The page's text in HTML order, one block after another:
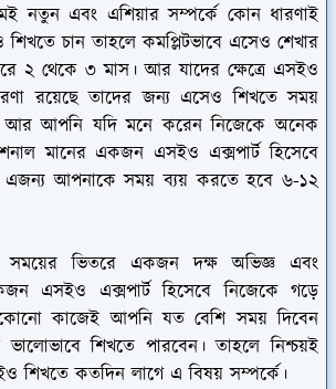
নতুন এবং এশিয়ার সম্পর্কে কোন ধারণাই
চান তাহলে কমপ্লিটভাবে এসেও শেখার
২ থেকে ৩ মাস। আর যাদের ক্ষেত্রে এসইও
রয়েছে তাদের জন্য এসেও শিখতে সময়
আর আপনি যদি মনে করেন নিজেকে অনেক
মানের একজন এসইও এক্সপার্ট হিসেবে
এজন্য আপনাকে সময় ব্যয় করতে হবে ৬-১২
ভিতরে একজন দক্ষ অভিজ্ঞ এবং
এসইও এক্সপার্ট হিসেবে নিজেকে গড়ে
কাজেই আপনি যত বেশি সময় দিবেন
শিখতে পারবেন। তাহলে নিশ্চয়ই
শিখতে কতদিন লাগে এ বিষয় সম্পর্কে।